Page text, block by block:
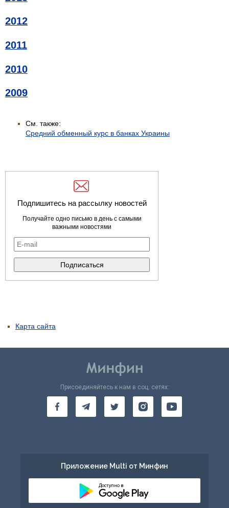
2012
2011
2010
2009
См. также:
Средний обменный курс в банках Украины
Подпишитесь на рассылку новостей
Получайте одно письмо в день с самыми
важными новостями
Карта сайта
Присоединяйтесь к нам в соц. сетях:
Приложение Multi от Минфин
Доступно в